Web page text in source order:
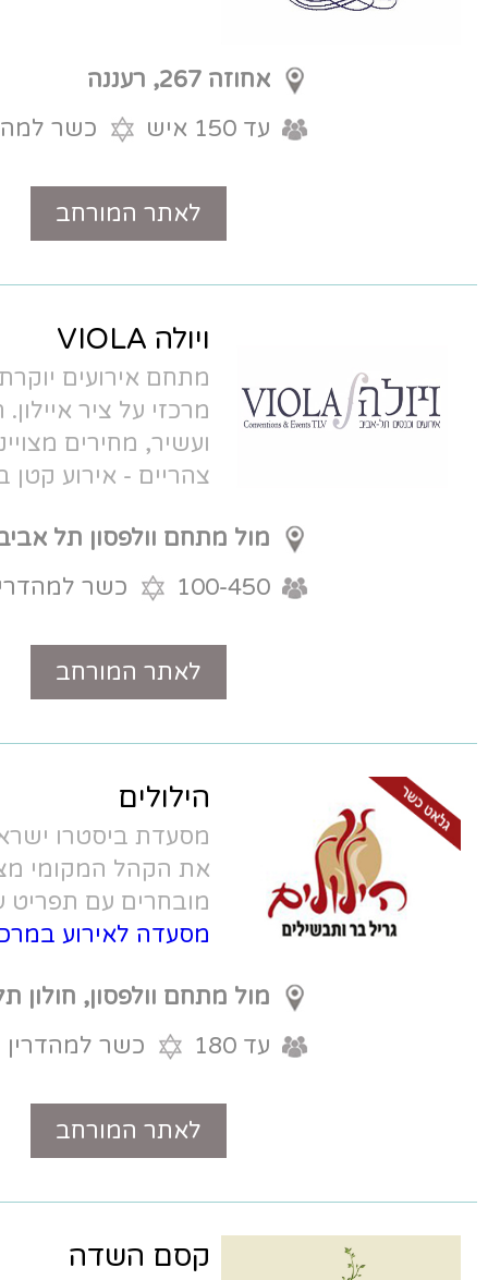
כשר למהדרין
טלפון
מתחם אירועים יוקרתי ומובחר במיקום
מרכזי על ציר איילון. תפריט שף מוקפד
ועשיר, מחירים מצויינים לאירועי שישי
צהריים - אירוע קטן בחולון / תל אביב -
מול מתחם וולפסון תל אביב
כשר למהדרין
טלפון
הילולים
מסעדת ביסטרו ישראלית אשר כבשה
את הקהל המקומי מציעה אירועי גורמה
מובחרים עם תפריט עשיר גלאט כשר -
מסעדה לאירוע במרכז
מול מתחם וולפסון, חולון תל
כשר למהדרין
טלפון
קסם השדה